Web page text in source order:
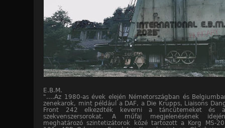
E.B.M.
"....Az 1980-as évek elején Németországban és
zenekarok, mint például a DAF, a Die Krupps, Liaisons
Front 242 elkezdték keverni a táncütemeket és
szekvenszersorokat. A műfaj megjelenésének
meghatározó szintetizátorok közé tartozott a Korg MS-